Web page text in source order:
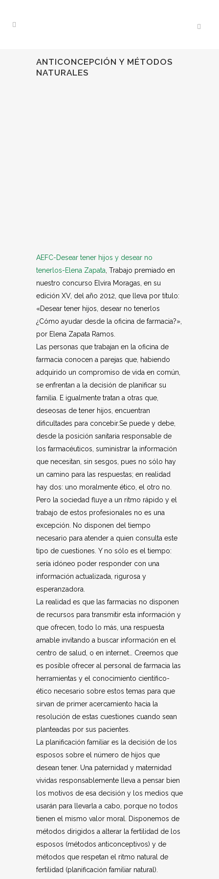
ANTICONCEPCIÓN Y MÉTODOS
NATURALES
AEFC-Desear tener hijos y desear no
tenerlos-Elena Zapata , Trabajo premiado en
nuestro concurso Elvira Moragas, en su
edición XV, del año 2012, que lleva por título:
«Desear tener hijos, desear no tenerlos
¿Cómo ayudar desde la oficina de farmacia?»,
por Elena Zapata Ramos.
Las personas que trabajan en la oficina de
farmacia conocen a parejas que, habiendo
adquirido un compromiso de vida en común,
se enfrentan a la decisión de planificar su
familia. E igualmente tratan a otras que,
deseosas de tener hijos, encuentran
dificultades para concebir.Se puede y debe,
desde la posición sanitaria responsable de
los farmacéuticos, suministrar la información
que necesitan, sin sesgos, pues no sólo hay
un camino para las respuestas; en realidad
hay dos: uno moralmente ético, el otro no.
Pero la sociedad fluye a un ritmo rápido y el
trabajo de estos profesionales no es una
excepción. No disponen del tiempo
necesario para atender a quien consulta este
tipo de cuestiones. Y no sólo es el tiempo:
sería idóneo poder responder con una
información actualizada, rigurosa y
esperanzadora.
La realidad es que las farmacias no disponen
de recursos para transmitir esta información y
que ofrecen, todo lo más, una respuesta
amable invitando a buscar información en el
centro de salud, o en internet… Creemos que
es posible ofrecer al personal de farmacia las
herramientas y el conocimiento científico-
ético necesario sobre estos temas para que
sirvan de primer acercamiento hacia la
resolución de estas cuestiones cuando sean
planteadas por sus pacientes.
La planificación familiar es la decisión de los
esposos sobre el número de hijos que
desean tener. Una paternidad y maternidad
vividas responsablemente lleva a pensar bien
los motivos de esa decisión y los medios que
usarán para llevarla a cabo, porque no todos
tienen el mismo valor moral. Disponemos de
métodos dirigidos a alterar la fertilidad de los
esposos (métodos anticonceptivos) y de
métodos que respetan el ritmo natural de
fertilidad (planificación familiar natural).